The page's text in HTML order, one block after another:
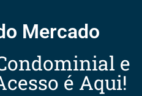
Mercado
e
é Aqui!